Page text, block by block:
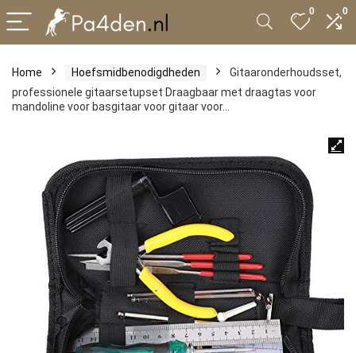
0 0
Home Hoefsmidbenodigdheden
Gitaaronderhoudsset,
professionele gitaarsetupset Draagbaar met draagtas voor
mandoline voor basgitaar voor gitaar voor…